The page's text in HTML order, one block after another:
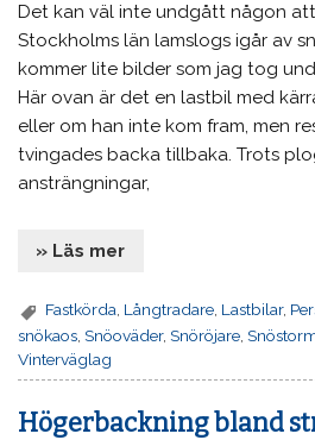
Det kan väl inte undgått någon
Stockholms län lamslogs igår av
kommer lite bilder som jag tog
Här ovan är det en lastbil med
eller om han inte kom fram, men
tvingades backa tillbaka. Trots
ansträngningar,
» Läs mer
Fastkörda Långtradare Lastbilar,
snökaos ,Snöoväder,Snöröjare ,
Vinterväglag
Högerbackning bland